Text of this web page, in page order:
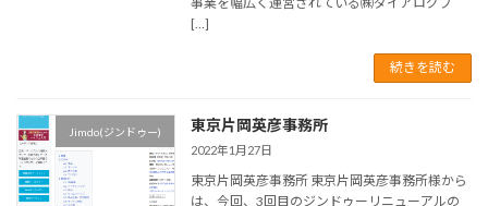
[…]
続きを読む
Jimdo(ジンドゥー) 東京片岡英彦事務所
2022年1月27日
東京片岡英彦事務所 東京片岡英彦事務所様から
は、今回、3回目のジンドゥーリニューアルの